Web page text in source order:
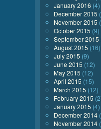
January 2016 (4)
December 2015
November 2015
October 2015 (9)
September 2015
August 2015 (16)
July 2015 (9)
June 2015 (12)
May 2015 (12)
April 2015 (15)
March 2015 (12)
February 2015
January 2015 (4)
December 2014
November 2014